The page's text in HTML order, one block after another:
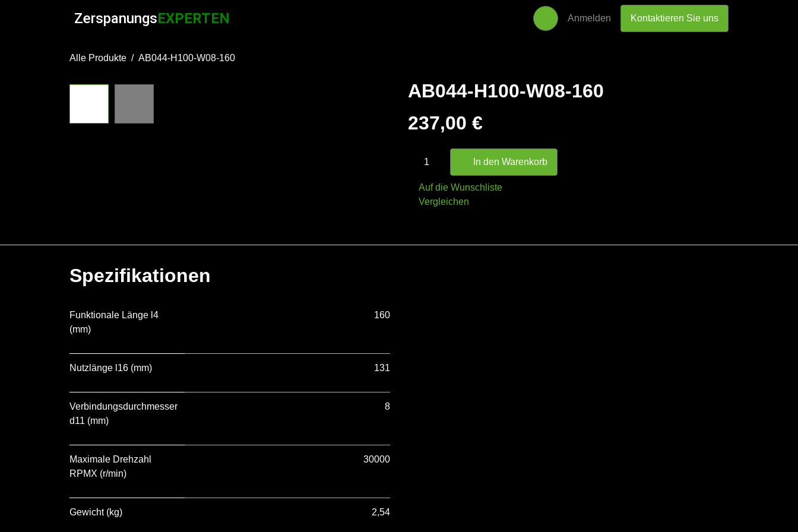
ZerspanungsEXPERTEN Anmelden Kontaktieren Sie uns
Alle Produkte AB044-H100-W08-160
AB044-H100-W08-160
237,00 €
In den Warenkorb
Auf die Wunschliste
Vergleichen
Spezifikationen
Funktionale Länge l4
(mm)
160
Nutzlänge l16 (mm) 131
Verbindungsdurchmesser
d11 (mm)
8
Maximale Drehzahl
RPMX (r/min)
30000
Gewicht (kg) 2,54